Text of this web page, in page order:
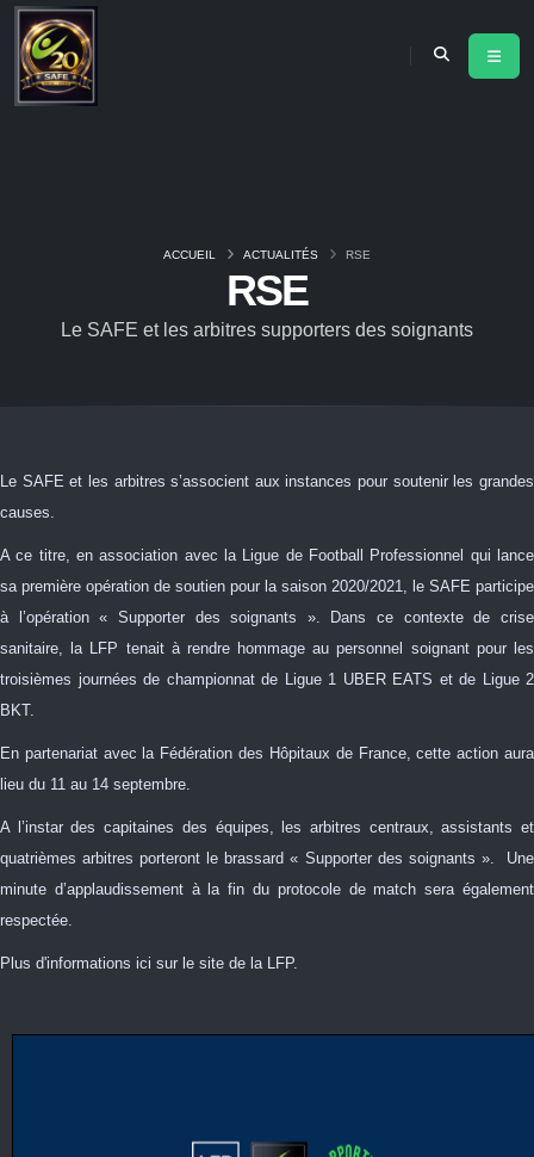
RSE
Le SAFE et les arbitres supporters des soignants
ACCUEIL ACTUALITÉS RSE
Le SAFE et les arbitres s’associent aux instances pour soutenir les grandes
causes.
A ce titre, en association avec la Ligue de Football Professionnel qui lance
sa première opération de soutien pour la saison 2020/2021, le SAFE participe
à l’opération « Supporter des soignants ». Dans ce contexte de crise
sanitaire, la LFP tenait à rendre hommage au personnel soignant pour les
troisièmes journées de championnat de Ligue 1 UBER EATS et de Ligue 2
BKT.
En partenariat avec la Fédération des Hôpitaux de France, cette action aura
lieu du 11 au 14 septembre.
A l’instar des capitaines des équipes, les arbitres centraux, assistants et
quatrièmes arbitres porteront le brassard « Supporter des soignants ». Une
minute d’applaudissement à la fin du protocole de match sera également
respectée.
Plus d'informations ici sur le site de la LFP.